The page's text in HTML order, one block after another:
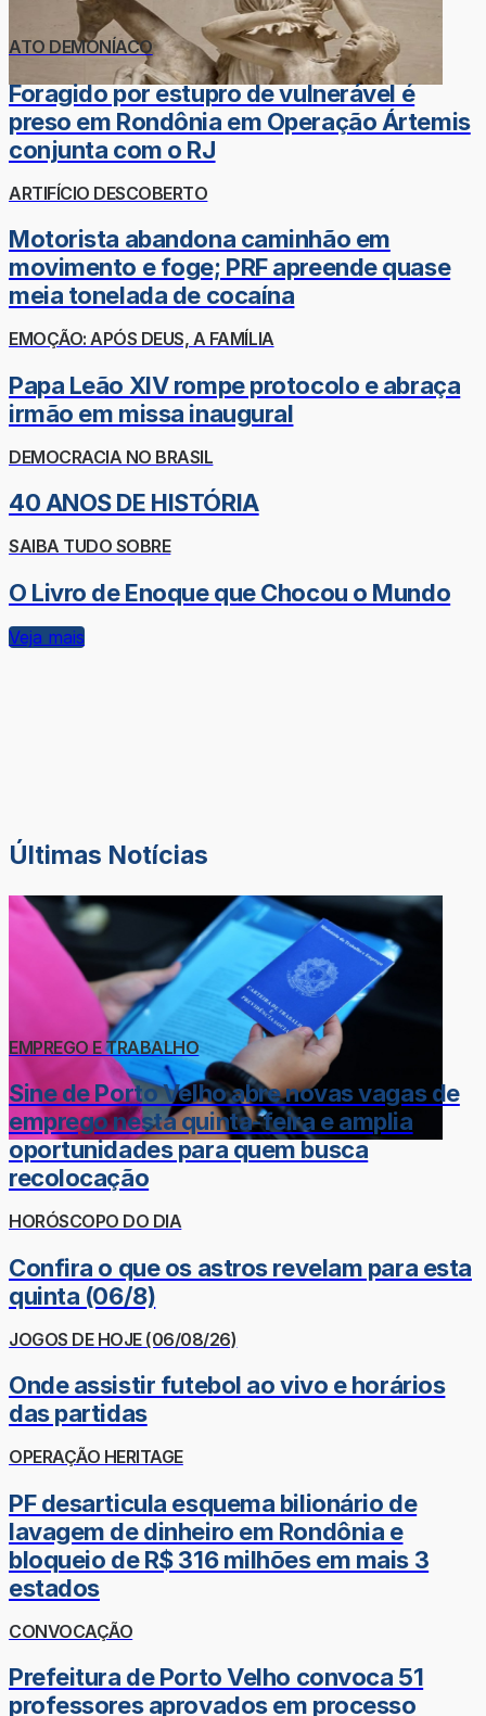
ATO DEMONÍACO
Foragido por estupro de vulnerável é
preso em Rondônia em Operação Ártemis
conjunta com o RJ
ARTIFÍCIO DESCOBERTO
Motorista abandona caminhão em
movimento e foge; PRF apreende quase
meia tonelada de cocaína
EMOÇÃO: APÓS DEUS, A FAMÍLIA
Papa Leão XIV rompe protocolo e abraça
irmão em missa inaugural
DEMOCRACIA NO BRASIL
40 ANOS DE HISTÓRIA
SAIBA TUDO SOBRE
O Livro de Enoque que Chocou o Mundo
Veja mais
Últimas Notícias
EMPREGO E TRABALHO
Sine de Porto Velho abre novas vagas de
emprego nesta quinta-feira e amplia
oportunidades para quem busca
recolocação
HORÓSCOPO DO DIA
Confira o que os astros revelam para esta
quinta (06/8)
JOGOS DE HOJE (06/08/26)
Onde assistir futebol ao vivo e horários
das partidas
OPERAÇÃO HERITAGE
PF desarticula esquema bilionário de
lavagem de dinheiro em Rondônia e
bloqueio de R$ 316 milhões em mais 3
estados
CONVOCAÇÃO
Prefeitura de Porto Velho convoca 51
professores aprovados em processo